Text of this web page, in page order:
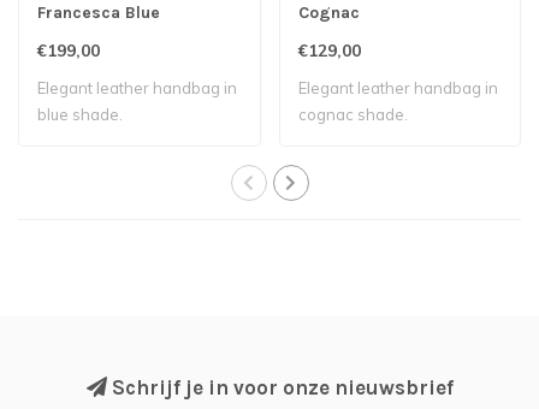
Francesca Blue
€199,00
Elegant leather handbag in
blue shade.
Cognac
€129,00
Elegant leather handbag in
cognac shade.
Schrijf je in voor onze nieuwsbrief